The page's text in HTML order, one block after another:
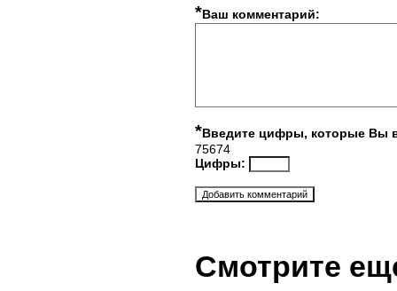
*Ваш комментарий:
*Введите цифры, которые Вы
75674
Цифры:
Смотрите